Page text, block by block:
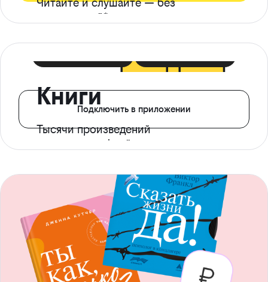
Читайте и слушайте — без
ограничений*
Книги
Тысячи произведений
с доступом офлайн
Подключить в приложении